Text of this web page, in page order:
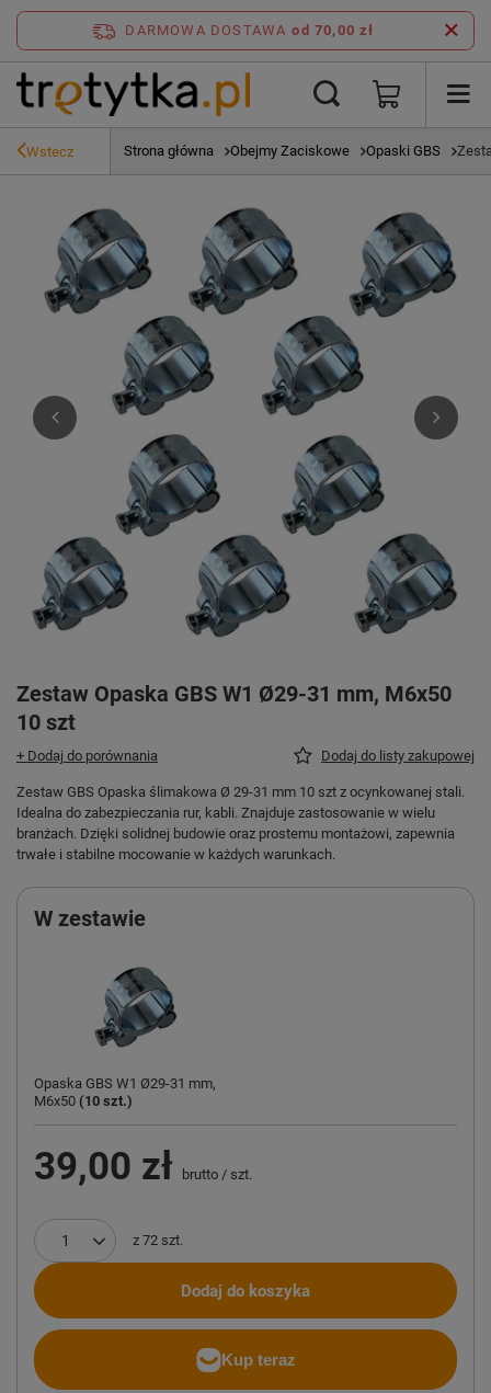
DARMOWA DOSTAWA od 70,00 zł
Wstecz Strona główna Obejmy Zaciskowe Opaski GBS
Zestaw Opaska GBS W1 Ø29-31 mm, M6x50
10 szt
+ Dodaj do porównania Dodaj do listy zakupowej
Zestaw GBS Opaska ślimakowa Ø 29-31 mm 10 szt z ocynkowanej stali.
Idealna do zabezpieczania rur, kabli. Znajduje zastosowanie w wielu
branżach. Dzięki solidnej budowie oraz prostemu montażowi, zapewnia
trwałe i stabilne mocowanie w każdych warunkach.
W zestawie
Opaska GBS W1 Ø29-31 mm,
M6x50 (10 szt.)
39,00 zł brutto / szt.
z 72 szt.
Dodaj do koszyka